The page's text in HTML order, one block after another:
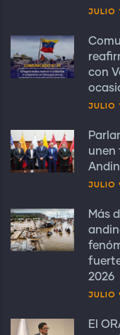
JULIO
con
JULIO
unen
JULIO
Más
2026
JULIO
El